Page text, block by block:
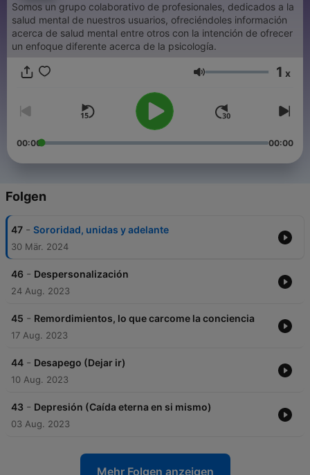
Somos un grupo colaborativo de profesionales, dedicados a la
salud mental de nuestros usuarios, ofreciéndoles información
acerca de salud mental entre otros con la intención de ofrecer
un enfoque diferente acerca de la psicología.
Lautstärke 1 x
00:00 00:00
Folgen
47 - Sororidad, unidas y adelante
30 Mär. 2024
46 - Despersonalización
24 Aug. 2023
45 - Remordimientos, lo que carcome la conciencia
17 Aug. 2023
44 - Desapego (Dejar ir)
10 Aug. 2023
43 - Depresión (Caída eterna en si mismo)
03 Aug. 2023
Mehr Folgen anzeigen